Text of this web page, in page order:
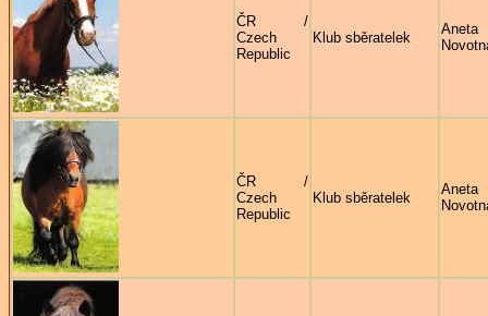
ČR /
Czech
Republic
Klub sběratelek
Aneta
ČR /
Czech
Republic
Klub sběratelek
Aneta